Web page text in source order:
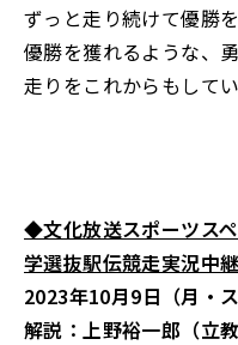
ずっと走り続けて優勝
優勝を獲れるような、
走りをこれからもして
◆文化放送スポーツス
学選抜駅伝競走実況中
2023年10月9日（月・
解説：上野裕一郎（立